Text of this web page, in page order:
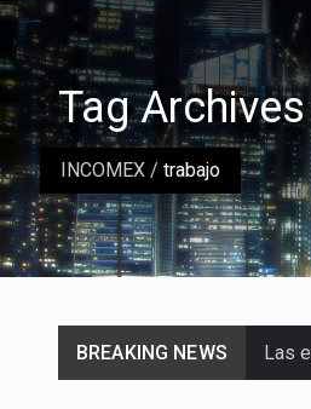
INCOMEX / trabajo
Tag Archives
BREAKING NEWS Las